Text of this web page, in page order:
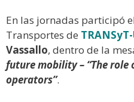
En las jornadas participó
Transportes de
Vassallo, dentro de la
future mobility – “The
operators”.